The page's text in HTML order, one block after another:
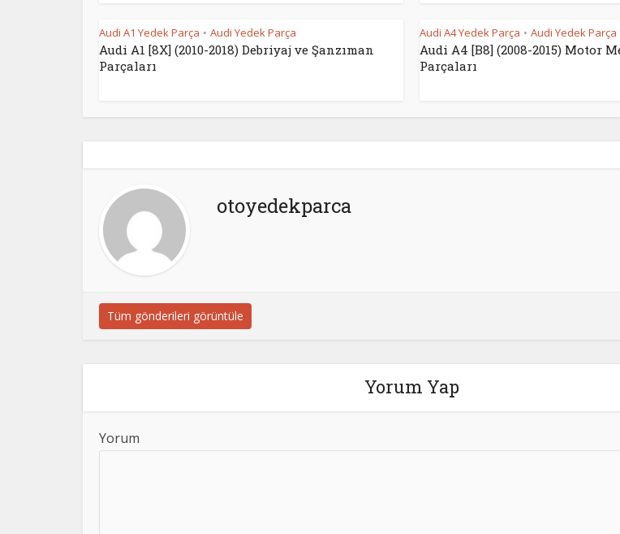
Audi A1 Yedek Parça • Audi Yedek Parça
Audi A1 [8X] (2010-2018) Debriyaj ve Şanzıman
Parçaları
Audi A4 Yedek Parça • Audi Yedek Parça
Audi A4 [B8] (2008-2015) Motor
Parçaları
otoyedekparca
Tüm gönderileri görüntüle
Yorum Yap
Yorum